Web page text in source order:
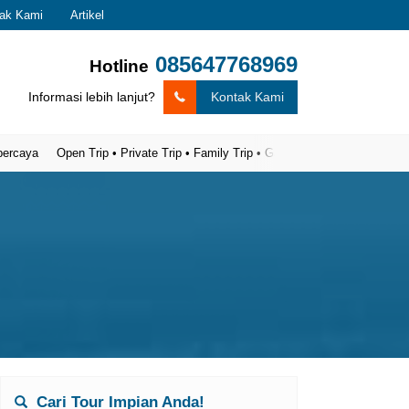
Kami Artikel
Hotline 085647768969
Informasi lebih lanjut? Kontak Kami
Open Trip • Private Trip • Family Trip • Gathering
Cari Tour Impian Anda!